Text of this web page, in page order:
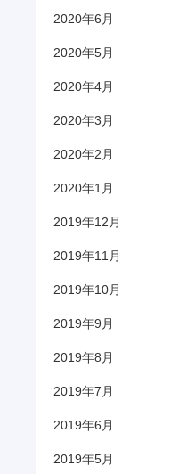
2020年6月
2020年5月
2020年4月
2020年3月
2020年2月
2020年1月
2019年12月
2019年11月
2019年10月
2019年9月
2019年8月
2019年7月
2019年6月
2019年5月